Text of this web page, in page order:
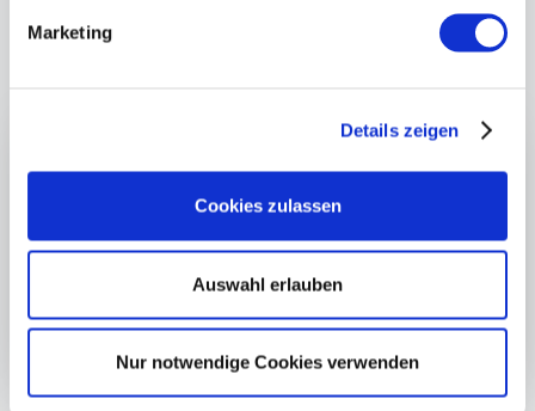
Marketing
Details zeigen
Cookies zulassen
Auswahl erlauben
Nur notwendige Cookies verwenden